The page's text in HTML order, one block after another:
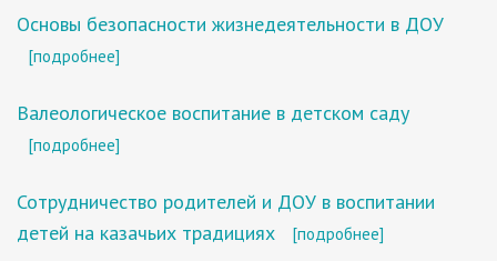
Основы безопасности жизнедеятельности в ДОУ
[подробнее]
Валеологическое воспитание в детском саду
[подробнее]
Сотрудничество родителей и ДОУ в воспитании
детей на казачьих традициях
[подробнее]